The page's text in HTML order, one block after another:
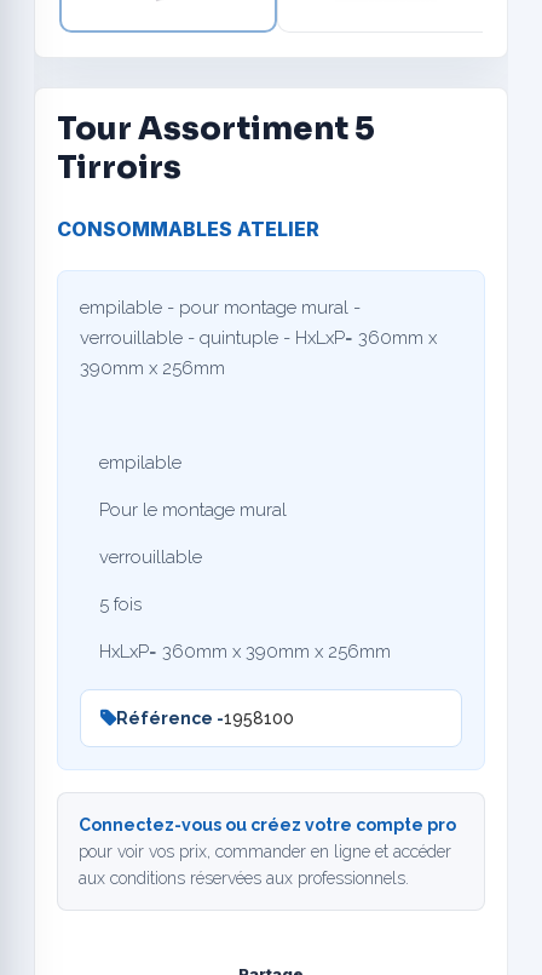
Tour Assortiment 5
Tirroirs
CONSOMMABLES ATELIER
empilable - pour montage mural -
verrouillable - quintuple - HxLxP= 360mm x
390mm x 256mm
empilable
Pour le montage mural
verrouillable
5 fois
HxLxP= 360mm x 390mm x 256mm
Référence -1958100
Connectez-vous ou créez votre compte pro
pour voir vos prix, commander en ligne et accéder
aux conditions réservées aux professionnels.